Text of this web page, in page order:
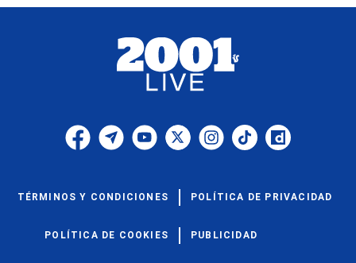
TÉRMINOS Y CONDICIONES POLÍTICA DE PRIVACIDAD
POLÍTICA DE COOKIES PUBLICIDAD